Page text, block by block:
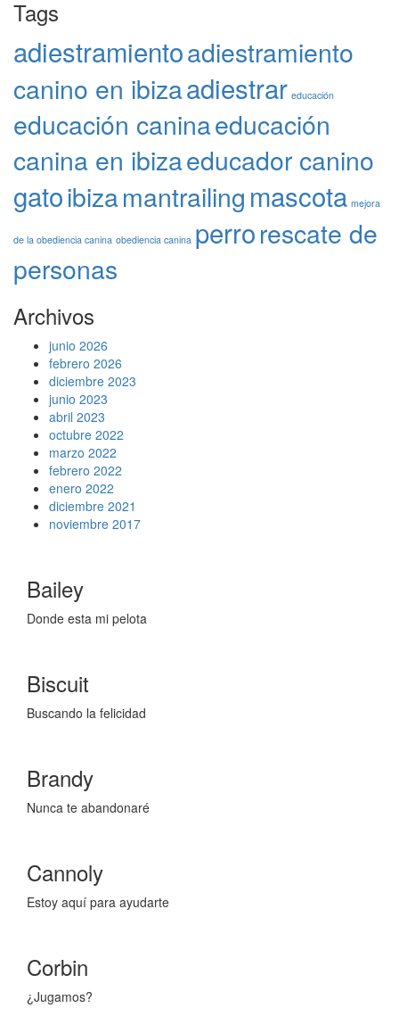
Tags
adiestramientoadiestramiento
canino en ibizaadiestrar educación
educación caninaeducación
canina en ibizaeducador canino
gatoibizamantrailingmascota mejora
de la obediencia canina obediencia canina perrorescate de
personas
Archivos
junio 2026
febrero 2026
diciembre 2023
junio 2023
abril 2023
octubre 2022
marzo 2022
febrero 2022
enero 2022
diciembre 2021
noviembre 2017
Bailey
Donde esta mi pelota
Biscuit
Buscando la felicidad
Brandy
Nunca te abandonaré
Cannoly
Estoy aquí para ayudarte
Corbin
¿Jugamos?